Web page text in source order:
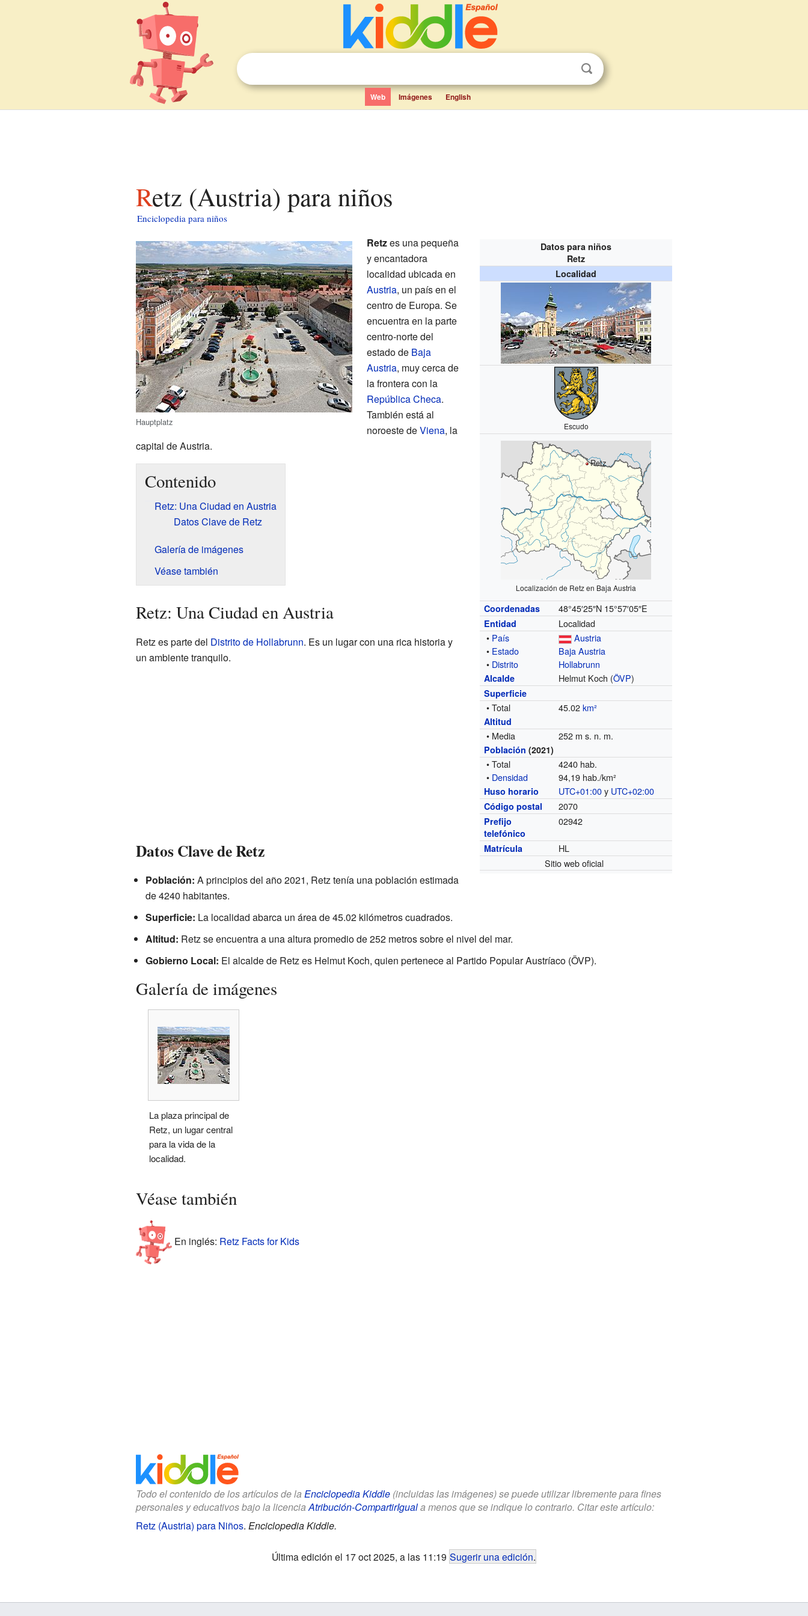
Web Imágenes English
Retz (Austria) para niños
Enciclopedia para niños
Datos para niños
Retz
Localidad
Escudo
Retz
Localización de Retz en Baja Austria
Coordenadas 48°45′25″N 15°57′05″E
Entidad
Localidad
• País
Austria
• Estado
Baja Austria
• Distrito Hollabrunn
Alcalde Helmut Koch (ÖVP)
Superficie
• Total 45.02km²
Altitud
• Media 252 m s. n. m.
Población (2021)
• Total
4240 hab.
• Densidad 94,19 hab./km²
Huso horario UTC+01:00y UTC+02:00
Código postal 2070
Prefijo
telefónico
02942
Matrícula
HL
Sitio web oficial
Hauptplatz
Retzes una pequeña
y encantadora
localidad ubicada en
Austria, un país en el
centro de Europa. Se
encuentra en la parte
centro-norte del
estado de Baja
Austria, muy cerca de
la frontera con la
República Checa.
También está al
noroeste deViena, la
capital de Austria.
Contenido
Retz: Una Ciudad en Austria
Datos Clave de Retz
Galería de imágenes
Véase también
Retz: Una Ciudad en Austria
Retz es parte del Distrito de Hollabrunn. Es un lugar con una rica historia y
un ambiente tranquilo.
Datos Clave de Retz
Población: A principios del año 2021, Retz tenía una población estimada
de 4240 habitantes.
Superficie: La localidad abarca un área de 45.02 kilómetros cuadrados.
Altitud: Retz se encuentra a una altura promedio de 252 metros sobre el nivel del mar.
Gobierno Local: El alcalde de Retz es Helmut Koch, quien pertenece al Partido Popular Austríaco (ÖVP).
Galería de imágenes
La plaza principal de
Retz, un lugar central
para la vida de la
localidad.
Véase también
En inglés: Retz Facts for Kids
Todo el contenido de los artículos de la Enciclopedia Kiddle(incluidas las imágenes) se puede utilizar libremente para fines
personales y educativos bajo la licencia Atribución-CompartirIguala menos que se indique lo contrario. Citar este artículo:
Retz (Austria) para Niños. Enciclopedia Kiddle.
Última edición el 17 oct 2025, a las 11:19 Sugerir una edición.